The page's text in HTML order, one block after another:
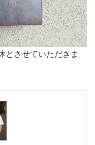
とさせていただきま